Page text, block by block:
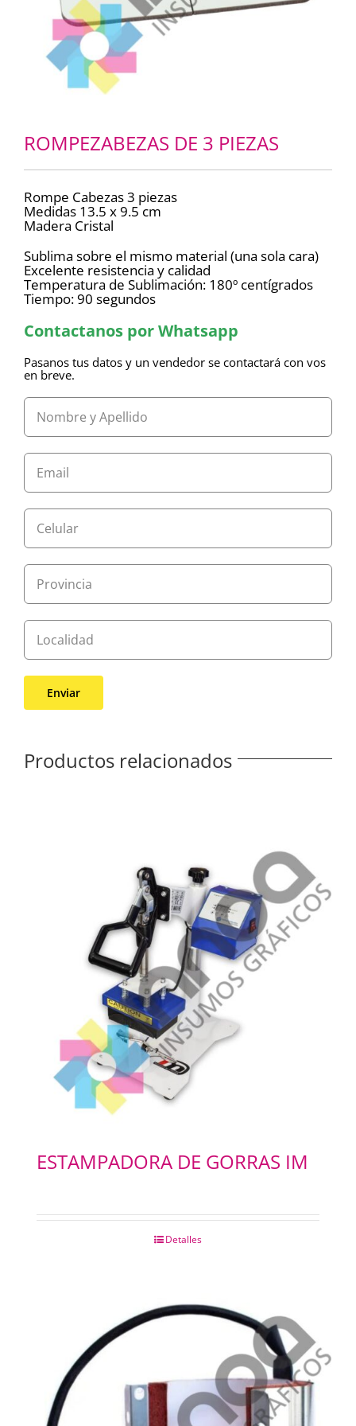
ROMPEZABEZAS DE 3 PIEZAS
Rompe Cabezas 3 piezas
Medidas 13.5 x 9.5 cm
Madera Cristal
Sublima sobre el mismo material (una sola cara)
Excelente resistencia y calidad
Temperatura de Sublimación: 180º centígrados
Tiempo: 90 segundos
Contactanos por Whatsapp
Pasanos tus datos y un vendedor se contactará con vos
en breve.
Productos relacionados
ESTAMPADORA DE GORRAS IM
Detalles